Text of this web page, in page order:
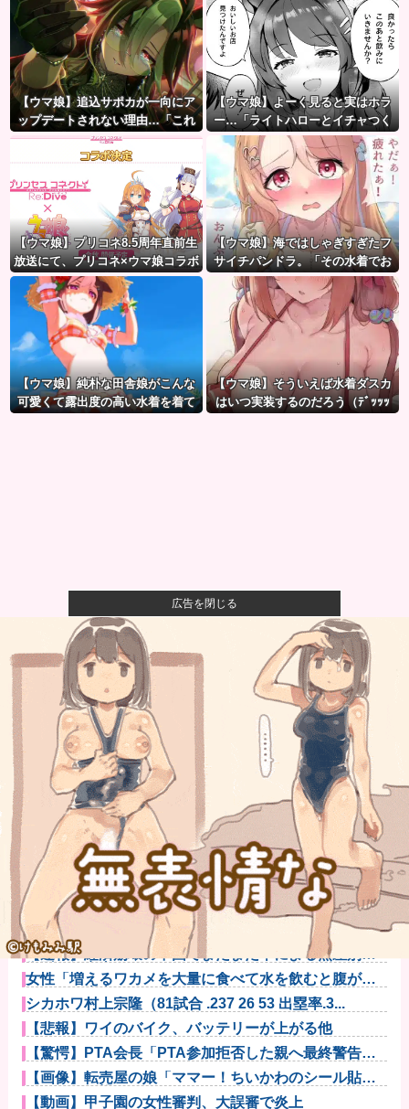
【ウマ娘】追込サポカが一向にア
ップデートされない理由…「これ
だけ出さないってことは」
【ウマ娘】よーく見ると実はホラ
ー…「ライトハローとイチャつく
スティルトレ漫画」
【ウマ娘】プリコネ8.5周年直前生
放送にて、プリコネ×ウマ娘コラボ
の開催について告知が！？今秋予
定で詳細については後日発表との
こと。※動画リンク有
【ウマ娘】海ではしゃぎすぎたフ
サイチパンドラ。「その水着でお
んぶはマズイ…」
【ウマ娘】純朴な田舎娘がこんな
可愛くて露出度の高い水着を着て
【ウマ娘】そういえば水着ダスカ
はいつ実装するのだろう（ﾃﾞｯｯｯ
【衝撃】ジャンポケ斎藤の犯行、生々しすぎて勃起し
てしまうレベ...
【悲報】イオン、完全にヤケクソになるｗｗｗｗ
【速報】USスチール、1800億円の黒字
wwwwwwwwww...
ワイ、「着衣おっばい」でしか抜けない体質になって
しまうｗｗｗ...
阪神・藤川監督 １１日からの同率首位巨人との３連
戦へ「敵は内...
【速報】経済崩壊の中国でまたまた車による無差別報
復型の衝突事...
女性「増えるワカメを大量に食べて水を飲むと腹が膨
らむって本当...
シカホワ村上宗隆（81試合 .237 26 53 出塁率.3...
【悲報】ワイのバイク、バッテリーが上がる他
【驚愕】PTA会長「PTA参加拒否した親へ最終警告。
こうなっ...
【画像】転売屋の娘「ママー！ちいかわのシール貼っ
たよー！」親...
【動画】甲子園の女性審判、大誤審で炎上
広告を閉じる